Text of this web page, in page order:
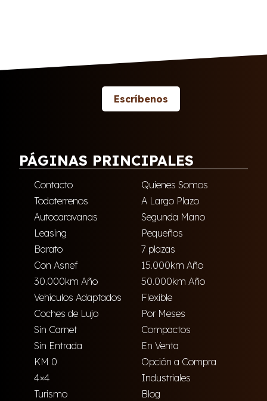
Escríbenos
PÁGINAS PRINCIPALES
Contacto
Quienes Somos
Todoterrenos
A Largo Plazo
Autocaravanas
Segunda Mano
Leasing
Pequeños
Barato
7 plazas
Con Asnef
15.000km Año
30.000km Año
50.000km Año
Vehículos Adaptados
Flexible
Coches de Lujo
Por Meses
Sin Carnet
Compactos
Sin Entrada
En Venta
KM 0
Opción a Compra
4×4
Industriales
Turismo
Blog